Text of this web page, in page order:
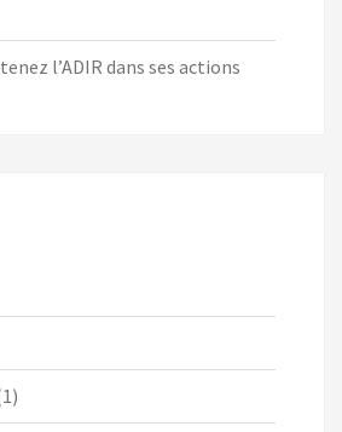
l’ADIR dans ses actions